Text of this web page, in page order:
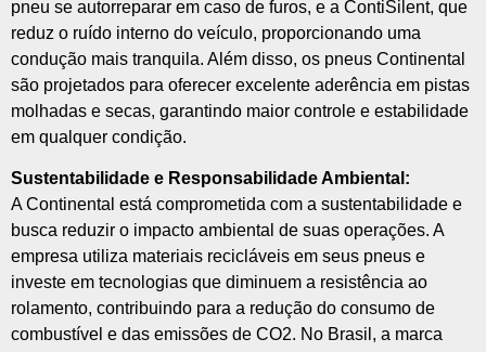
pneu se autorreparar em caso de furos, e a ContiSilent, que
reduz o ruído interno do veículo, proporcionando uma
condução mais tranquila. Além disso, os pneus Continental
são projetados para oferecer excelente aderência em pistas
molhadas e secas, garantindo maior controle e estabilidade
em qualquer condição.
Sustentabilidade e Responsabilidade Ambiental:
A Continental está comprometida com a sustentabilidade e
busca reduzir o impacto ambiental de suas operações. A
empresa utiliza materiais recicláveis em seus pneus e
investe em tecnologias que diminuem a resistência ao
rolamento, contribuindo para a redução do consumo de
combustível e das emissões de CO2. No Brasil, a marca